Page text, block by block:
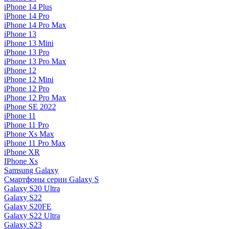
iPhone 14 Plus
iPhone 14 Pro
iPhone 14 Pro Max
iPhone 13
iPhone 13 Mini
iPhone 13 Pro
iPhone 13 Pro Max
iPhone 12
iPhone 12 Mini
iPhone 12 Pro
iPhone 12 Pro Max
iPhone SE 2022
iPhone 11
iPhone 11 Pro
iPhone Xs Max
iPhone 11 Pro Max
iPhone XR
IPhone Xs
Samsung Galaxy
Смартфоны серии Galaxy S
Galaxy S20 Ultra
Galaxy S22
Galaxy S20FE
Galaxy S22 Ultra
Galaxy S23